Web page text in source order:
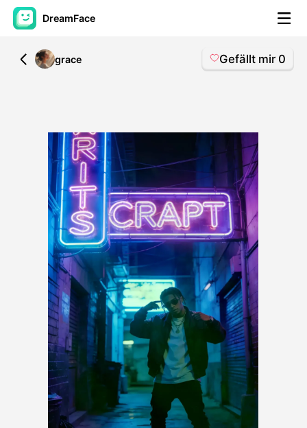
DreamFace
KI-Tools
KI-Video
KI-Fotos
Weitere Instrumente
Alle Tools anzeigen
Vorlagen
Avatar-Video
KI-Video
KI-Fotos
All
grace Gefällt mir 0